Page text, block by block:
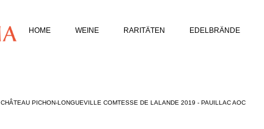
HOME WEINE RARITÄTEN EDELBRÄNDE
CHÂTEAU PICHON-LONGUEVILLE COMTESSE DE LALANDE 2019 - PAUILLAC AOC